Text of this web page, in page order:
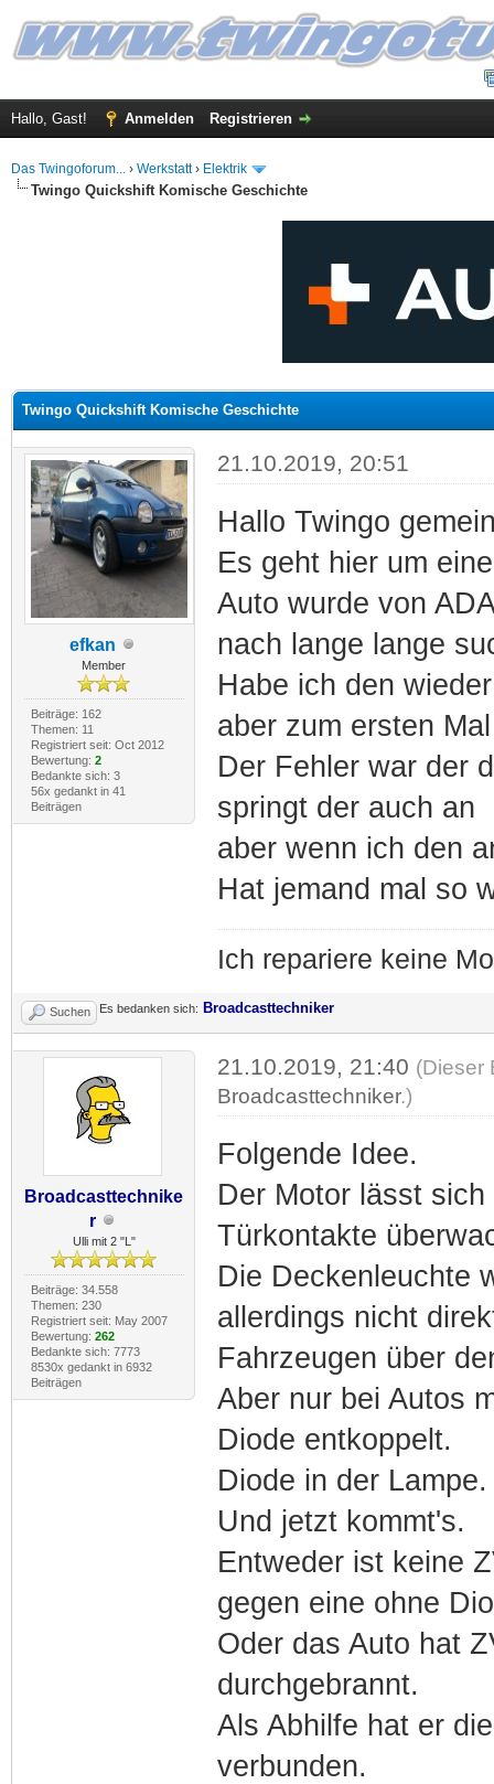
Hallo, Gast! Anmelden Registrieren
Das Twingoforum... › Werkstatt› Elektrik
Twingo Quickshift Komische Geschichte
Twingo Quickshift Komische Geschichte
efkan
Member
Beiträge: 162
Themen: 11
Registriert seit: Oct 2012
Bewertung: 2
Bedankte sich: 3
56x gedankt in 41
Beiträgen
21.10.2019, 20:51
Hallo Twingo
Es geht hier um
Auto wurde von
nach lange lange
Habe ich den
aber zum ersten
Der Fehler war der
springt der auch an
aber wenn ich den
Hat jemand mal so
Ich repariere keine
Suchen Es bedanken sich: Broadcasttechniker
Broadcasttechnike
r
Ulli mit 2 "L"
Beiträge: 34.558
Themen: 230
Registriert seit: May 2007
Bewertung: 262
Bedankte sich: 7773
8530x gedankt in 6932
Beiträgen
21.10.2019, 21:40 (Dieser
Broadcasttechniker.)
Folgende Idee.
Der Motor lässt
Türkontakte
Die Deckenleuchte
allerdings nicht
Fahrzeugen über
Aber nur bei Autos
Diode entkoppelt.
Diode in der Lampe.
Und jetzt kommt's.
Entweder ist keine
gegen eine ohne
Oder das Auto hat
durchgebrannt.
Als Abhilfe hat er
verbunden.